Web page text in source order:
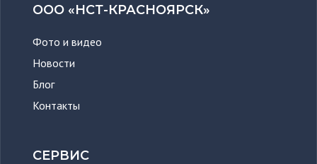
ООО «НСТ-КРАСНОЯРСК»
Фото и видео
Новости
Блог
Контакты
СЕРВИС